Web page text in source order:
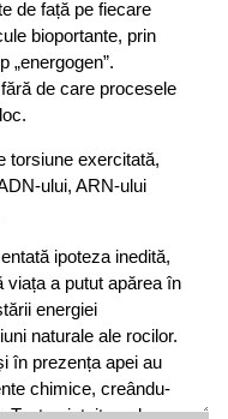
de față pe fiecare
bioportante, prin
„energogen”.
de care procesele
torsiune exercitată,
ului, ARN-ului
ipoteza inedită,
viața a putut apărea în
energiei
naturale ale rocilor.
în prezența apei au
chimice, creându-
Toate viețuitoarele